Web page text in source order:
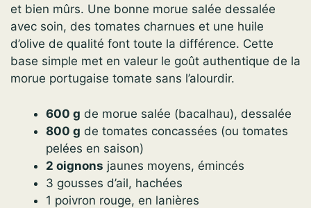
et bien mûrs. Une bonne morue salée dessalée
avec soin, des tomates charnues et une huile
d’olive de qualité font toute la différence. Cette
base simple met en valeur le goût authentique de la
morue portugaise tomate sans l’alourdir.
600 g de morue salée (bacalhau), dessalée
800 g de tomates concassées (ou tomates
pelées en saison)
2 oignons jaunes moyens, émincés
3 gousses d’ail, hachées
1 poivron rouge, en lanières